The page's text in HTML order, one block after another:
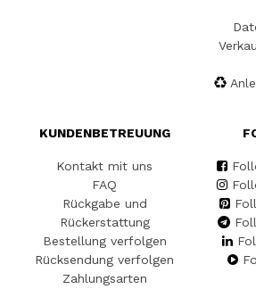
KUNDENBETREUUNG
Kontakt mit uns
FAQ
Rückgabe und
Rückerstattung
Bestellung verfolgen
Rücksendung verfolgen
Zahlungsarten